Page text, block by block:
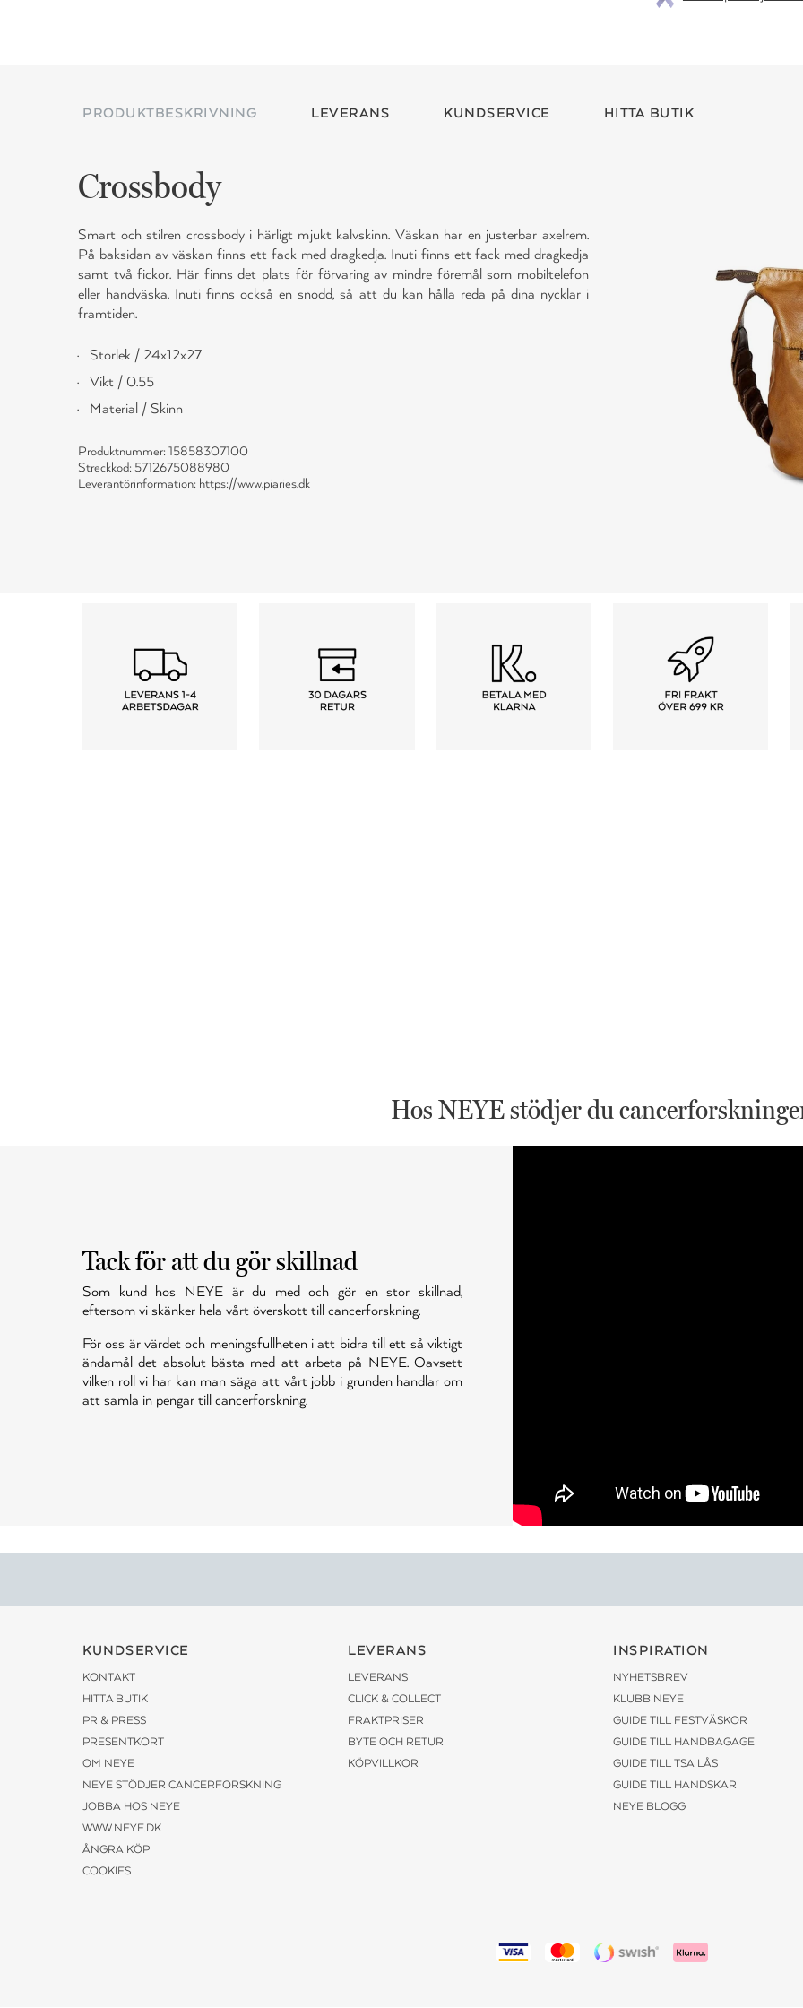
PRODUKTBESKRIVNING LEVERANS KUNDSERVICE HITTA BUTIK
Crossbody
Smart och stilren crossbody i härligt mjukt kalvskinn. Väskan har en justerbar axelrem.
På baksidan av väskan finns ett fack med dragkedja. Inuti finns ett fack med dragkedja
samt två fickor. Här finns det plats för förvaring av mindre föremål som mobiltelefon
eller handväska. Inuti finns också en snodd, så att du kan hålla reda på dina nycklar i
framtiden.
Storlek / 24x12x27
Vikt / 0.55
Material / Skinn
Produktnummer: 15858307100
Streckkod: 5712675088980
Leverantörinformation: https://www.piaries.dk
Hos NEYE stödjer du
Tack för att du gör skillnad
Som kund hos NEYE är du med och gör en stor skillnad,
eftersom vi skänker hela vårt överskott till cancerforskning.
För oss är värdet och meningsfullheten i att bidra till ett så viktigt
ändamål det absolut bästa med att arbeta på NEYE. Oavsett
vilken roll vi har kan man säga att vårt jobb i grunden handlar om
att samla in pengar till cancerforskning.
KUNDSERVICE
KONTAKT
HITTA BUTIK
PR & PRESS
PRESENTKORT
OM NEYE
NEYE STÖDJER CANCERFORSKNING
JOBBA HOS NEYE
WWW.NEYE.DK
ÅNGRA KÖP
COOKIES
LEVERANS
LEVERANS
CLICK & COLLECT
FRAKTPRISER
BYTE OCH RETUR
KÖPVILLKOR
INSPIRATION
NYHETSBREV
KLUBB NEYE
GUIDE TILL FESTVÄSKOR
GUIDE TILL HANDBAGAGE
GUIDE TILL TSA LÅS
GUIDE TILL HANDSKAR
NEYE BLOGG